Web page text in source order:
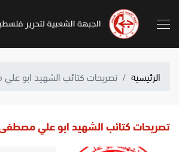
الرئيسية تصريحات كتائب الشهيد ابو
تصريحات كتائب الشهيد ابو علي